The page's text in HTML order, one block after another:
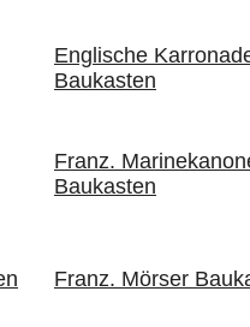
Englische
Baukasten
Franz.
Baukasten
Franz. Mörser